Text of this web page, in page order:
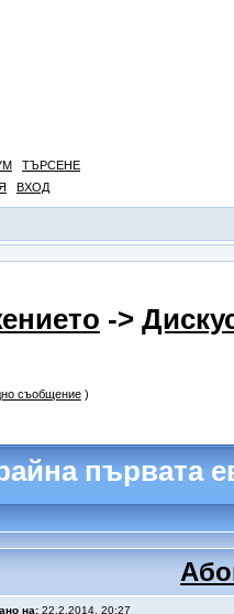
ТЪРСЕНЕ
ВХОД
->
съобщение)
първата
на:22.2.2014, 20:27